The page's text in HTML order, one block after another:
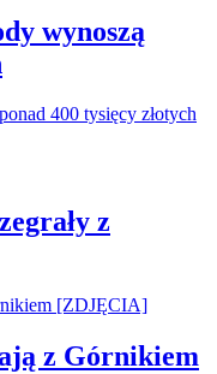
wynoszą
z
z Górnikiem